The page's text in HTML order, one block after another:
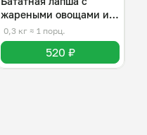
жареными овощами и
говядиной
0,3 кг ≈ 1 порц.
520 ₽